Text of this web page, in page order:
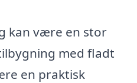
kan være en stor
med fladt
en praktisk